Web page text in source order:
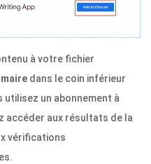
à votre fichier
dans le coin inférieur
un abonnement à
accéder aux résultats de la
vérifications